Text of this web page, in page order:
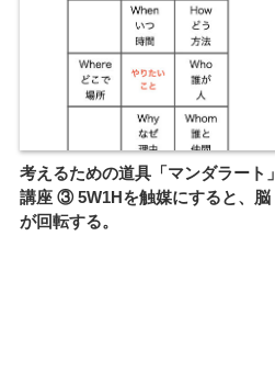
考えるための道具「マンダラート」
講座 ③ 5W1Hを触媒にすると、脳
が回転する。